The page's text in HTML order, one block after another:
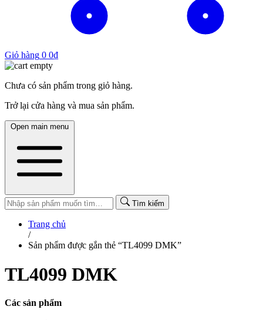
Giỏ hàng 0 0₫
Chưa có sản phẩm trong giỏ hàng.
Trở lại cửa hàng và mua sản phẩm.
Open main menu
Tìm kiếm
Trang chủ
/
Sản phẩm được gắn thẻ “TL4099 DMK”
TL4099 DMK
Các sản phẩm